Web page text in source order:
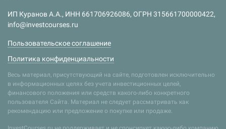
ИП Куранов А.А., ИНН 661706926086, ОГРН 315661700000422,
info@investcourses.ru
Пользовательское соглашение
Политика конфиденциальности
Весь материал, присутствующий на сайте, подготовлен исключительно
в информационных целях без учета инвестиционных целей,
финансового положения или средств какого-либо конкретного
пользователя Сайта. Материал не следует рассматривать как
рекомендацию или предложение о покупке или продаже.